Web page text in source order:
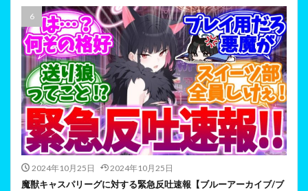
2024年10月25日 2024年10月25日
魔獣キャスパリーグに対する緊急反吐速報【ブルーアーカイブ/ブ